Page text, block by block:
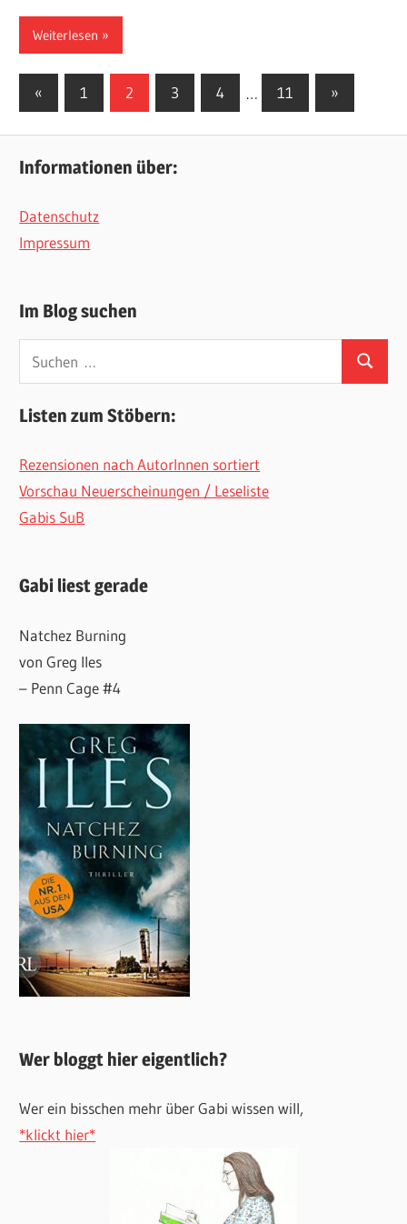
Weiterlesen
Seitennummerierung
Beiträge
« Vorherige
Beiträge
1 2 3 4 … 11
Nächste
Beiträge
»
Informationen über:
Datenschutz
Impressum
Im Blog suchen
Suchen
Listen zum Stöbern:
Rezensionen nach AutorInnen sortiert
Vorschau Neuerscheinungen / Leseliste
Gabis SuB
Gabi liest gerade
Natchez Burning
von Greg Iles
– Penn Cage #4
Wer bloggt hier eigentlich?
Wer ein bisschen mehr über Gabi wissen will,
*klickt hier*